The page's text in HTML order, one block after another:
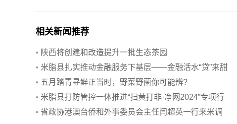
相关新闻推荐
• 陕西将创建和改造提升一批生态茶园
• 米脂县扎实推动金融服务下基层——金融活水“贷”来甜
蜜日子
• 五月踏青寻鲜正当时，野菜野菌你可能辨?
• 米脂县打防管控一体推进“扫黄打非·净网2024”专项行
动
• 省政协港澳台侨和外事委员会主任闫超英一行来米调